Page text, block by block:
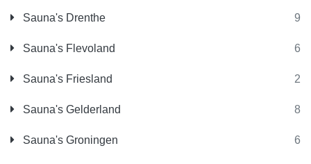
Sauna's Drenthe 9
Sauna's Flevoland 6
Sauna's Friesland 2
Sauna's Gelderland 8
Sauna's Groningen 6